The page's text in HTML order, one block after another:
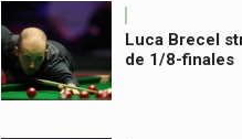
Luca Brecel
de 1/8-finales